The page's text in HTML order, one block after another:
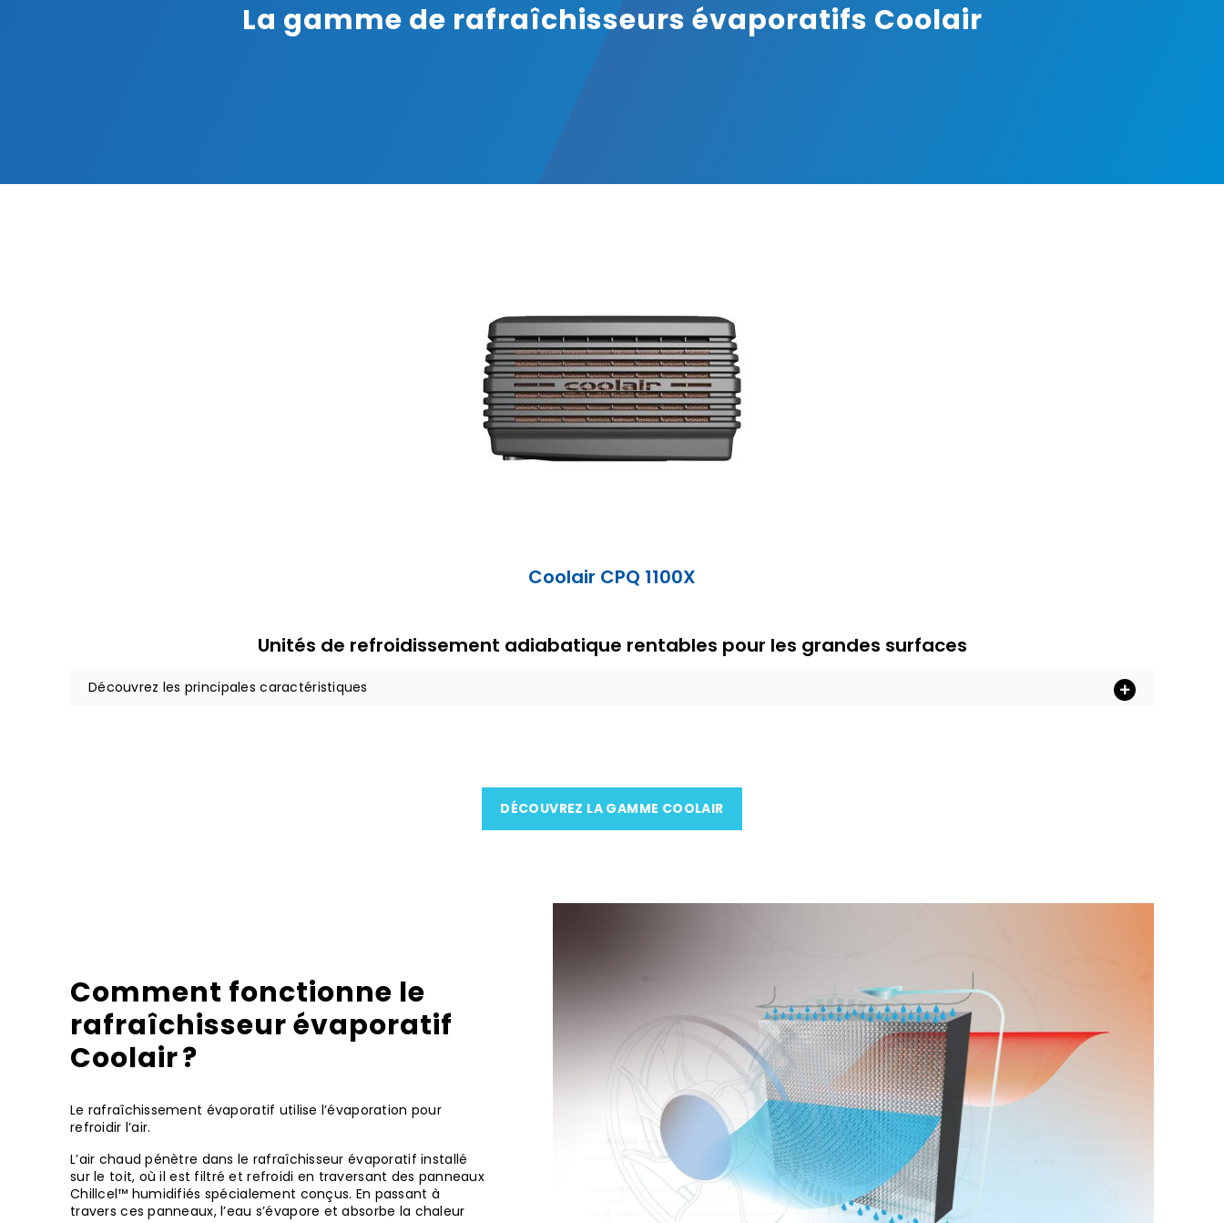
La gamme de rafraîchisseurs évaporatifs Coolair
Coolair CPQ 1100X
Unités de refroidissement adiabatique rentables pour les grandes surfaces
Découvrez les principales caractéristiques
DÉCOUVREZ LA GAMME COOLAIR
Comment fonctionne le
rafraîchisseur évaporatif
Coolair ?
Le rafraîchissement évaporatif utilise l’évaporation pour
refroidir l’air.
L’air chaud pénètre dans le rafraîchisseur évaporatif installé
sur le toit, où il est filtré et refroidi en traversant des panneaux
Chillcel™ humidifiés spécialement conçus. En passant à
travers ces panneaux, l’eau s’évapore et absorbe la chaleur